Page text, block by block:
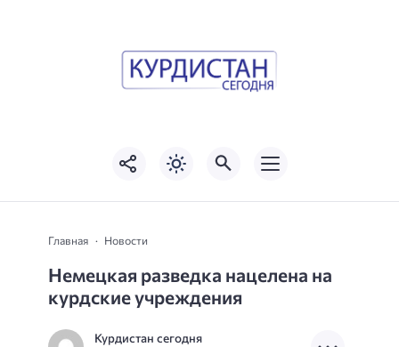
Главная Новости
Немецкая разведка нацелена на
курдские учреждения
Курдистан сегодня